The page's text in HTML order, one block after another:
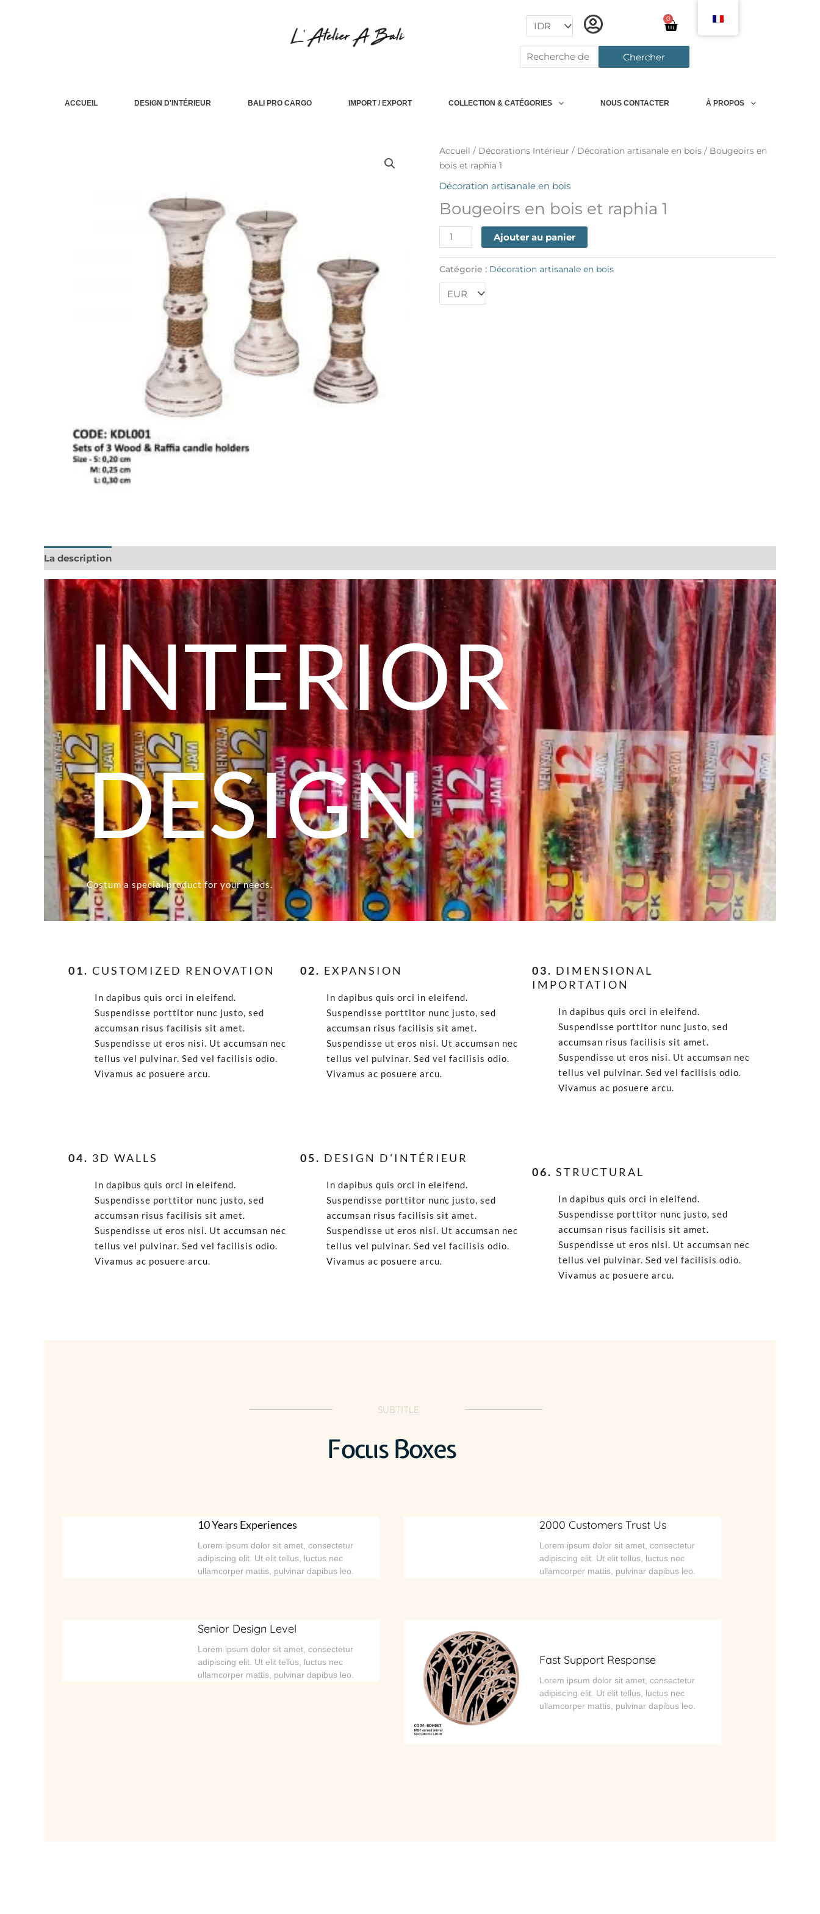
0
Chariot
Rechercher: Chercher
ACCUEIL DESIGN D'INTÉRIEUR BALI PRO CARGO IMPORT / EXPORT COLLECTION & CATÉGORIES NOUS CONTACTER À PROPOS
Accueil / Décorations Intérieur / Décoration artisanale en bois / Bougeoirs en
bois et raphia 1
Décoration artisanale en bois
Bougeoirs en bois et raphia 1
quantité
de
bois
raphia
Ajouter au panier
Catégorie : Décoration artisanale en bois
La description
INTERIOR
DESIGN
Costum a special product for your needs.
01. CUSTOMIZED RENOVATION
In dapibus quis orci in eleifend.
Suspendisse porttitor nunc justo, sed
accumsan risus facilisis sit amet.
Suspendisse ut eros nisi. Ut accumsan nec
tellus vel pulvinar. Sed vel facilisis odio.
Vivamus ac posuere arcu.
04. 3D WALLS
In dapibus quis orci in eleifend.
Suspendisse porttitor nunc justo, sed
accumsan risus facilisis sit amet.
Suspendisse ut eros nisi. Ut accumsan nec
tellus vel pulvinar. Sed vel facilisis odio.
Vivamus ac posuere arcu.
02. EXPANSION
In dapibus quis orci in eleifend.
Suspendisse porttitor nunc justo, sed
accumsan risus facilisis sit amet.
Suspendisse ut eros nisi. Ut accumsan nec
tellus vel pulvinar. Sed vel facilisis odio.
Vivamus ac posuere arcu.
05. DESIGN D'INTÉRIEUR
In dapibus quis orci in eleifend.
Suspendisse porttitor nunc justo, sed
accumsan risus facilisis sit amet.
Suspendisse ut eros nisi. Ut accumsan nec
tellus vel pulvinar. Sed vel facilisis odio.
Vivamus ac posuere arcu.
03. DIMENSIONAL
IMPORTATION
In dapibus quis orci in eleifend.
Suspendisse porttitor nunc justo, sed
accumsan risus facilisis sit amet.
Suspendisse ut eros nisi. Ut accumsan nec
tellus vel pulvinar. Sed vel facilisis odio.
Vivamus ac posuere arcu.
06. STRUCTURAL
In dapibus quis orci in eleifend.
Suspendisse porttitor nunc justo, sed
accumsan risus facilisis sit amet.
Suspendisse ut eros nisi. Ut accumsan nec
tellus vel pulvinar. Sed vel facilisis odio.
Vivamus ac posuere arcu.
SUBTITLE
Focus Boxes
10 Years Experiences
Lorem ipsum dolor sit amet, consectetur
adipiscing elit. Ut elit tellus, luctus nec
ullamcorper mattis, pulvinar dapibus leo.
Senior Design Level
Lorem ipsum dolor sit amet, consectetur
adipiscing elit. Ut elit tellus, luctus nec
ullamcorper mattis, pulvinar dapibus leo.
2000 Customers Trust Us
Lorem ipsum dolor sit amet, consectetur
adipiscing elit. Ut elit tellus, luctus nec
ullamcorper mattis, pulvinar dapibus leo.
Fast Support Response
Lorem ipsum dolor sit amet, consectetur
adipiscing elit. Ut elit tellus, luctus nec
ullamcorper mattis, pulvinar dapibus leo.